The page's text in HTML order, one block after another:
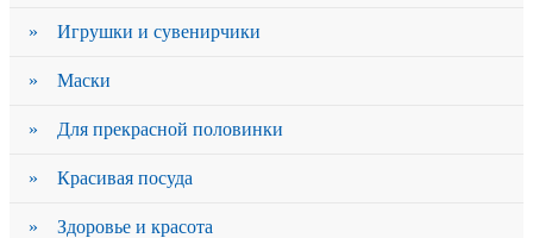
» Игрушки и сувенирчики
» Маски
» Для прекрасной половинки
» Красивая посуда
» Здоровье и красота